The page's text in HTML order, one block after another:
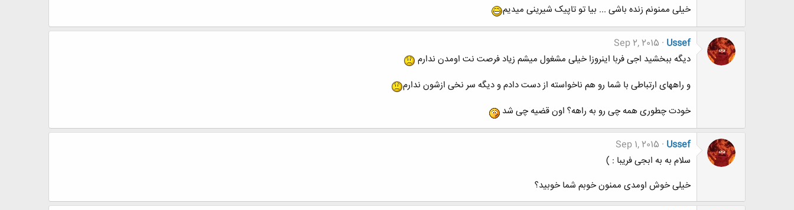
خیلی ممنونم زنده باشی ... بیا تو تاپیک شیرینی میدیم
Ussef
Sep 2, 2015
دیگه ببخشید اجی فربا اینروزا خیلی مشغول میشم زیاد فرصت نت اومدن ندارم
و راههای ارتباطی با شما رو هم ناخواسته از دست دادم و دیگه سر نخی ازشون ندارم
خودت چطوری همه چی رو به راهه؟ اون قضیه چی شد
Ussef
Sep 1, 2015
سلام به به ابجی فریبا : )
خیلی خوش اومدی ممنون خوبم شما خوبید؟